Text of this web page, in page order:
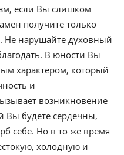
если Вы слишком
получите только
нарушайте духовный
В юности Вы
характером, который
и
возникновение
Вы будете сердечны,
себе. Но в то же время
холодную и